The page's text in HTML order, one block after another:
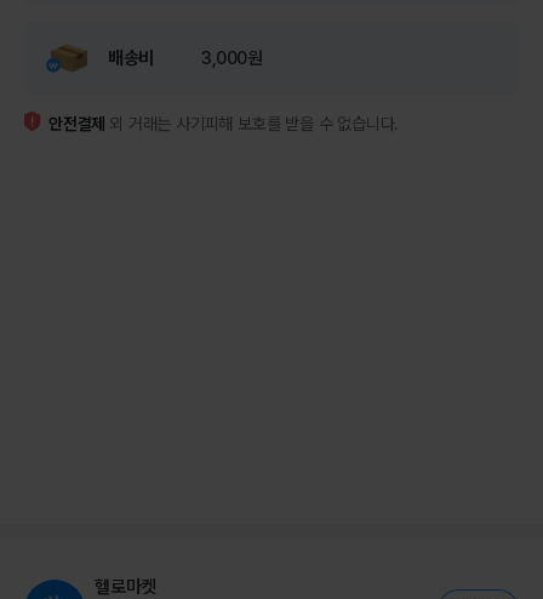
배송비 3,000원
안전결제 외 거래는 사기피해 보호를 받을 수 없습니다.
헬로마켓